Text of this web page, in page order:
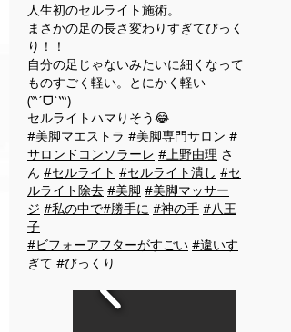
人生初のセルライト施術。
まさかの足の長さ変わりすぎてびっく
り！！
自分の足じゃないみたいに細くなって
ものすごく軽い。とにかく軽い
(‷ˊᗜˋ‷)
セルライトハマりそう😂
#美脚マエストラ #美脚専門サロン #
サロンドコンソラーレ #上野由理 さ
ん #セルライト #セルライト潰し #セ
ルライト除去 #美脚 #美脚マッサー
ジ #私の中で#勝手に #神の手 #八王
子
#ビフォーアフターがすごい #違いす
ぎて #びっくり